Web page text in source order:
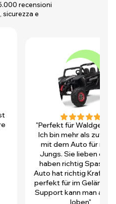
recensioni
e
"Perfekt für
Ich bin mehr als
mit dem Auto für
Jungs. Sie lieben es
haben richtig Spass!
Auto hat richtig Kraft
perfekt für im Gelände.
Support kann man auch
loben"